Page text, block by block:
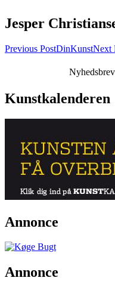
Jesper
Post
Previous PostDinKunstNext
Kunstkalenderen
Annonce
Annonce